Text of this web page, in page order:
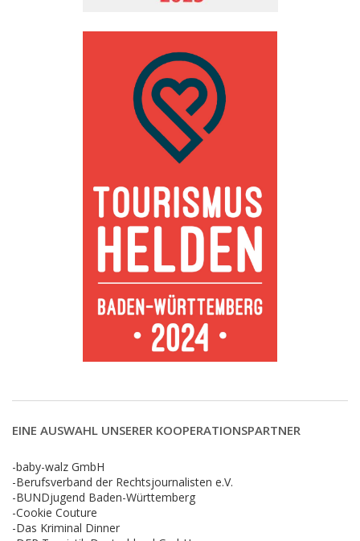
EINE AUSWAHL UNSERER KOOPERATIONSPARTNER
-baby-walz GmbH
-Berufsverband der Rechtsjournalisten e.V.
-BUNDjugend Baden-Württemberg
-Cookie Couture
-Das Kriminal Dinner